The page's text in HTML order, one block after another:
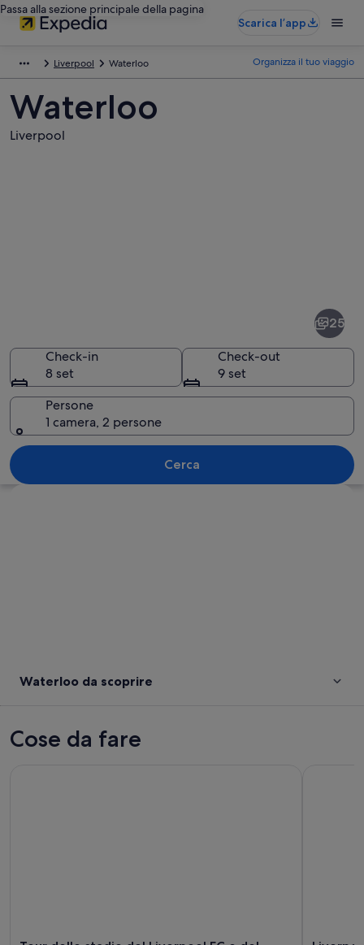
Passa alla sezione principale della pagina
Scarica l’app
Liverpool Waterloo Organizza il tuo viaggio
Waterloo
Liverpool
Una passeggiata sul lungomare con
25
Check-in
8 set
Check-out
9 set
Persone
1 camera, 2 persone
Cerca
Waterloo da scoprire
Cose da fare